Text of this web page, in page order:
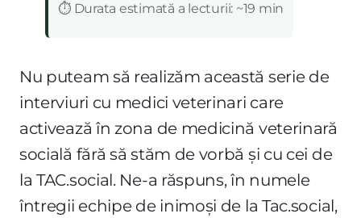
⏱️ Durata estimată a lecturii: ~19 min
Nu puteam să realizăm această serie de
interviuri cu medici veterinari care
activează în zona de medicină veterinară
socială fără să stăm de vorbă și cu cei de
la TAC.social. Ne-a răspuns, în numele
întregii echipe de inimoși de la Tac.social,